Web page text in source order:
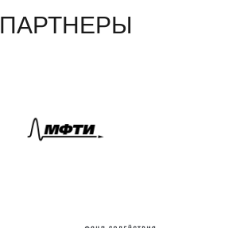
ПАРТНЕРЫ